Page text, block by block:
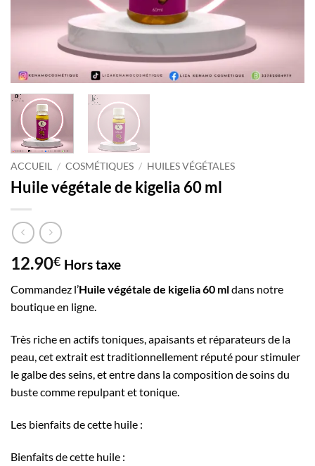
ACCUEIL / COSMÉTIQUES / HUILES VÉGÉTALES
Huile végétale de kigelia 60 ml
12.90€ Hors taxe
Commandez l’Huile végétale de kigelia 60 mldans notre
boutique en ligne.
Très riche en actifs toniques, apaisants et réparateurs de la
peau, cet extrait est traditionnellement réputé pour stimuler
le galbe des seins, et entre dans la composition de soins du
buste comme repulpant et tonique.
Les bienfaits de cette huile :
Bienfaits de cette huile :